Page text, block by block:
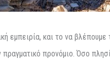
εμπειρία, και το να
προνόμιο. Όσο